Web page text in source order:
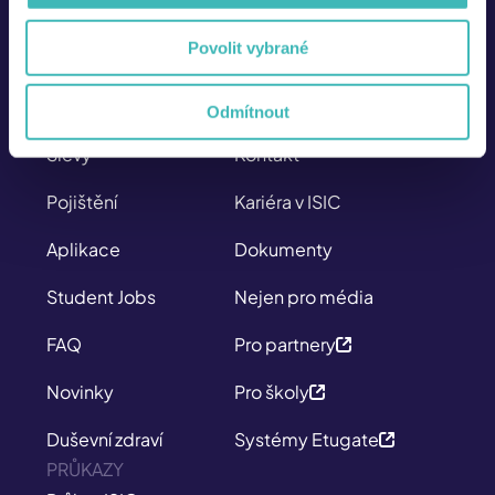
Povolit vybrané
Odmítnout
Po – Pá
8:00 – 17:00
SITEMAP
Slevy
Pojištění
Aplikace
Student Jobs
FAQ
Novinky
Duševní zdraví
O NÁS
Kdo jsme
Kontakt
Kariéra v ISIC
Dokumenty
Nejen pro média
Pro partnery
Pro školy
Systémy Etugate
PRŮKAZY